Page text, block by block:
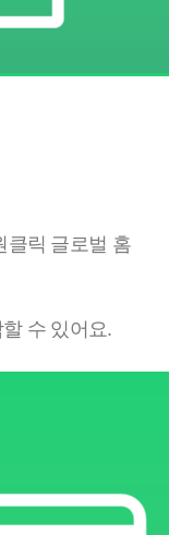
클릭 글로벌 홈
수 있어요.